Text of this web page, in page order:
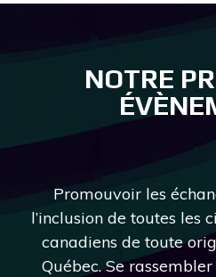
NOTRE
Promouvoir les
l’inclusion de toutes les
canadiens de toute
Québec. Se